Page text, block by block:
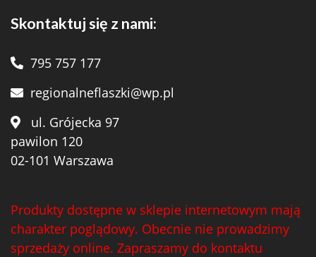
Skontaktuj się z nami:
795 757 177
regionalneflaszki@wp.pl
ul. Grójecka 97
pawilon 120
02-101 Warszawa
Produkty dostępne w sklepie internetowym mają
charakter poglądowy. Obecnie nie prowadzimy
sprzedaży online. Zapraszamy do kontaktu